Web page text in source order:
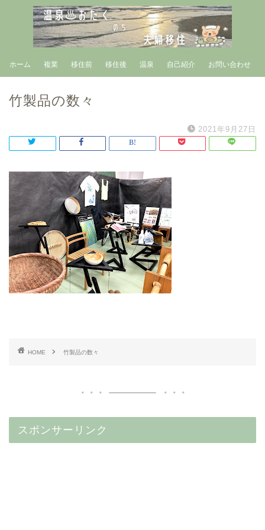
ホーム 複業 移住前 移住後 温泉 自己紹介 お問い合わせ
竹製品の数々
2021年9月27日
HOME 竹製品の数々
スポンサーリンク